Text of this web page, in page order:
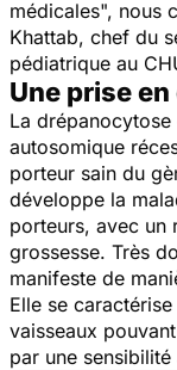
médicales", nous
Khattab, chef du
pédiatrique au
Une prise
La
autosomique
porteur sain du
développe la
porteurs, avec un
grossesse. Très
manifeste de
Elle se
vaisseaux
par une